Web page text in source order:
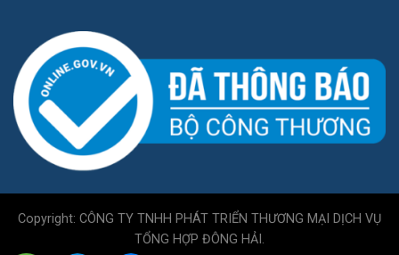
Copyright: CÔNG TY TNHH PHÁT TRIỂN THƯƠNG MẠI DỊCH VỤ
TỔNG HỢP ĐÔNG HẢI.